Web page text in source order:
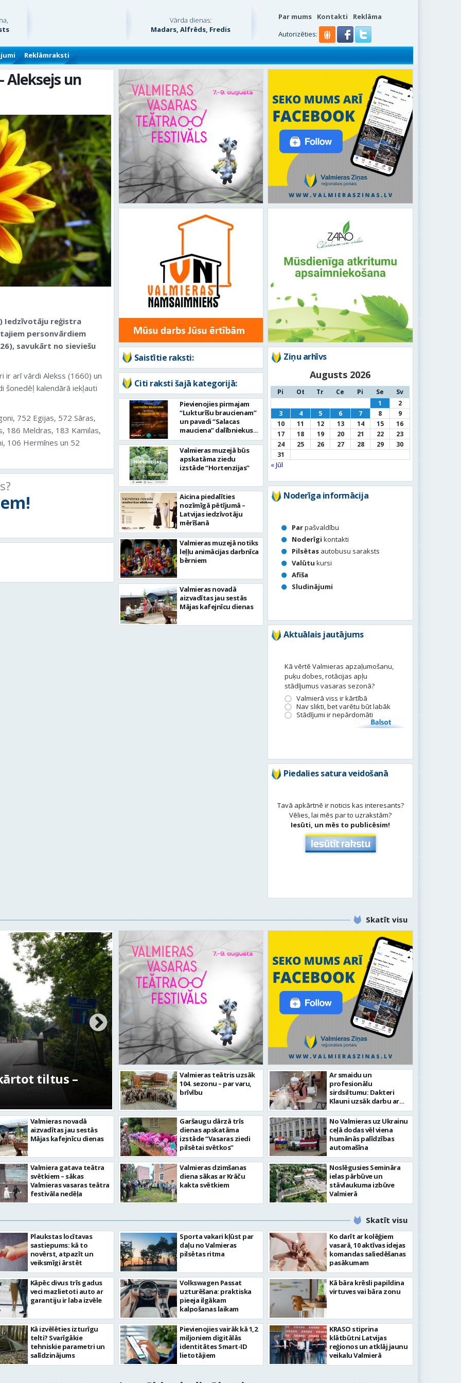
Vārda dienas:
Madars, Alfrēds, Fredis
Par mums Kontakti
Reklāma
Autorizēties:
Reklāmraksti
Aleksejs un
Iedzīvotāju reģistra
personvārdiem
savukārt no sieviešu
ir arī vārdi Alekss (1660) un
šonedēļ kalendārā iekļauti
752 Egijas, 572 Sāras,
186 Meldras, 183 Kamilas,
106 Hermīnes un 52
Saistītie raksti:
Citi raksti šajā kategorijā:
Pievienojies pirmajam
“Lukturīšu braucienam”
un pavadi “Salacas
mauciena” dalībniekus
ceļā uz jūru!
Valmieras muzejā būs
apskatāma ziedu
izstāde “Hortenzijas”
Aicina piedalīties
nozīmīgā pētījumā –
Latvijas iedzīvotāju
mērīšanā
Valmieras muzejā notiks
leļļu animācijas darbnīca
bērniem
Valmieras novadā
aizvadītas jau sestās
Mājas kafejnīcu dienas
Ziņu arhīvs
Augusts 2026
Pi Ot Tr Ce Pi Se
Sv
1
2
3
4 5 6 7 8
9
10
11 12 13 14 15
16
17
18 19 20 21 22
23
24
25 26 27 28 29
30
31
« Jūl
Noderīga informācija
Parpašvaldību
Noderīgi kontakti
Pilsētas autobusu saraksts
Valūtu kursi
Afiša
Sludinājumi
Aktuālais jautājums
Kā vērtē Valmieras apzaļumošanu,
puķu dobes, rotācijas apļu
stādījumus vasaras sezonā?
Valmierā viss ir kārtībā
Nav slikti, bet varētu būt labāk
Stādījumi ir nepārdomāti
Balsot
Piedalies satura veidošanā
Tavā apkārtnē ir noticis kas interesants?
Vēlies, lai mēs par to uzrakstām?
Iesūti, un mēs to publicēsim!
Skatīt visu
kultūras
FOTO: Ar daudzveidīgiem notikumiem
aizvadīta Valmieras 743. dzimšanas diena
Valmieras novadā
aizvadītas jau sestās
Mājas kafejnīcu dienas
Valmiera gatava teātra
svētkiem – sākas
Valmieras vasaras teātra
festivāla nedēļa
Valmieras teātris uzsāk
104. sezonu – par varu,
brīvību
Garšaugu dārzā trīs
dienas apskatāma
izstāde “Vasaras ziedi
pilsētai svētkos”
Valmieras dzimšanas
diena sākas ar Krāču
kakta svētkiem
Ar smaidu un
profesionālu
sirdsiltumu: Dakteri
Klauni uzsāk darbu ar
senioriem Vidzemes
slimnīcā
No Valmieras uz Ukrainu
ceļā dodas vēl viena
humānās palīdzības
automašīna
Noslēgusies Semināra
ielas pārbūve un
stāvlaukuma izbūve
Valmierā
Skatīt visu
Plaukstas locītavas
sastiepums: kā to
novērst, atpazīt un
veiksmīgi ārstēt
Kāpēc divus trīs gadus
veci mazlietoti auto ar
garantiju ir laba izvēle
Kā izvēlēties izturīgu
telti? Svarīgākie
tehniskie parametri un
salīdzinājums
Sporta vakari kļūst par
daļu no Valmieras
pilsētas ritma
Volkswagen Passat
uzturēšana: praktiska
pieeja ilgākam
kalpošanas laikam
Pievienojies vairāk kā 1,2
miljoniem digitālās
identitātes Smart-ID
lietotājiem
Ko darīt ar kolēģiem
vasarā, 10 aktīvas idejas
komandas saliedēšanas
pasākumam
Kā bāra krēsli papildina
virtuves vai bāra zonu
KRASO stiprina
klātbūtni Latvijas
reģionos un atklāj jaunu
veikalu Valmierā